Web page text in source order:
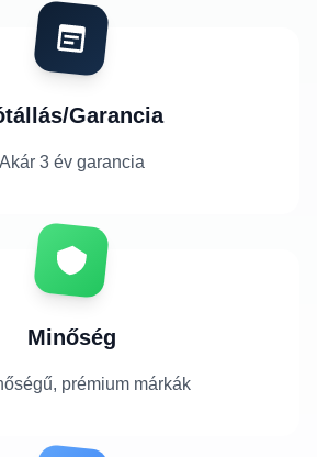
Garancia
Akár 3 év garancia
Minőség
prémium márkák